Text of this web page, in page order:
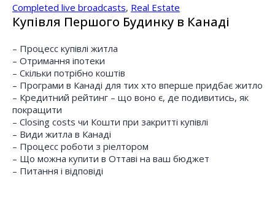
Completed live broadcasts, Real Estate
Купівля Першого Будинку в Канаді
– Процесс купівлі житла
– Отримання іпотеки
– Скільки потрібно коштів
– Програми в Канаді для тих хто вперше придбає житло
– Кредитний рейтинг – що воно є, де подивитись, як
покращити
– Closing costs чи Кошти при закритті купівлі
– Види житла в Канаді
– Процесс роботи з ріелтором
– Що можна купити в Оттаві на ваш бюджет
– Питання і відповіді